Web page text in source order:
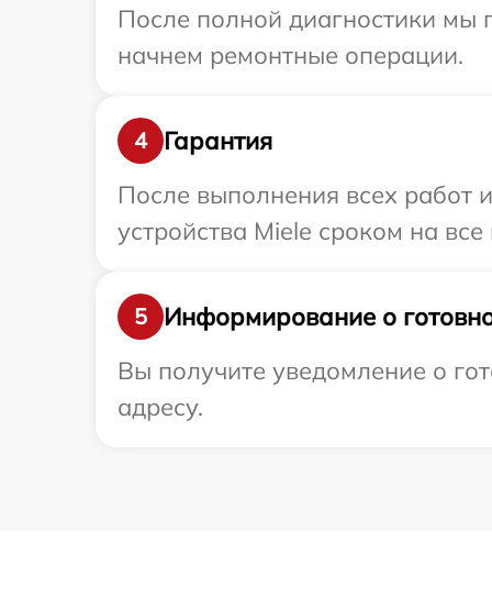
После полной диагностики мы
начнем ремонтные операции.
4
Гарантия
После выполнения всех работ
устройства Miele сроком на
5
Информирование о
Вы получите уведомление о
адресу.